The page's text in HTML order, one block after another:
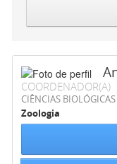
COORDENADOR(A)
CIÊNCIAS BIOLÓGICAS
Zoologia